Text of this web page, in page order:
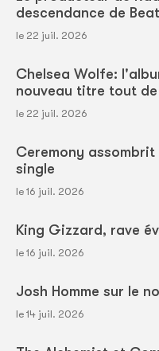
descendance de
le 22 juil. 2026
Chelsea Wolfe:
nouveau titre tout
le 22 juil. 2026
Ceremony
single
le 16 juil. 2026
King Gizzard, rave
le 16 juil. 2026
Josh Homme sur le
le 14 juil. 2026